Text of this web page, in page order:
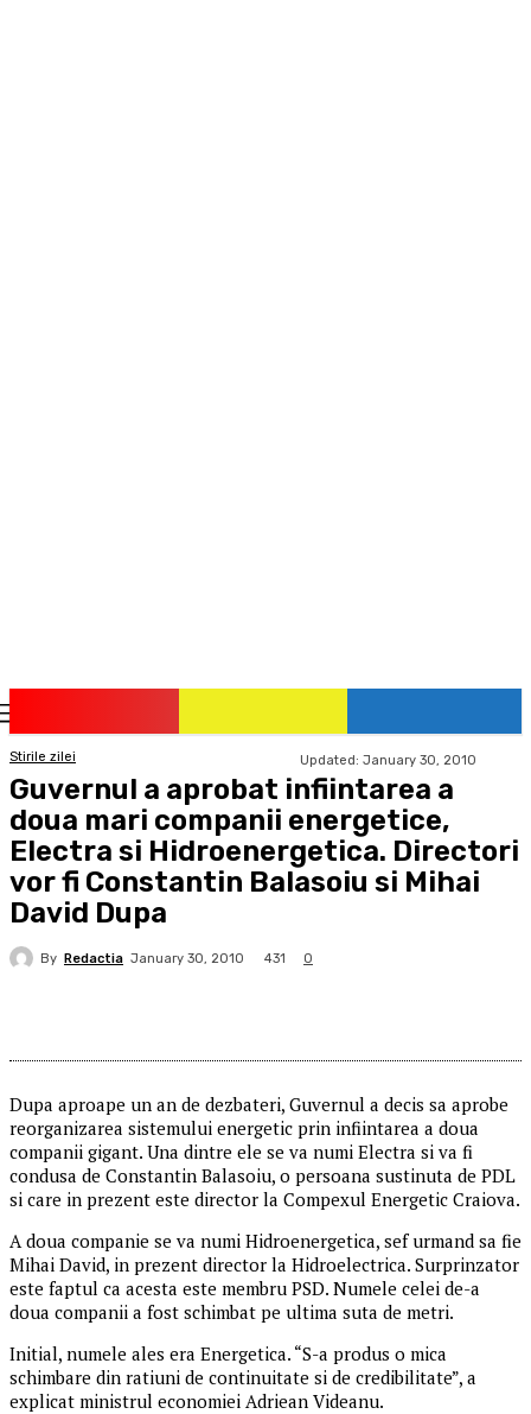
Stirile zilei Updated: January 30, 2010
Guvernul a aprobat infiintarea a
doua mari companii energetice,
Electra si Hidroenergetica. Directori
vor fi Constantin Balasoiu si Mihai
David Dupa
By Redactia January 30, 2010 431 0
Dupa aproape un an de dezbateri, Guvernul a decis sa aprobe
reorganizarea sistemului energetic prin infiintarea a doua
companii gigant. Una dintre ele se va numi Electra si va fi
condusa de Constantin Balasoiu, o persoana sustinuta de PDL
si care in prezent este director la Compexul Energetic Craiova.
A doua companie se va numi Hidroenergetica, sef urmand sa fie
Mihai David, in prezent director la Hidroelectrica. Surprinzator
este faptul ca acesta este membru PSD. Numele celei de-a
doua companii a fost schimbat pe ultima suta de metri.
Initial, numele ales era Energetica. “S-a produs o mica
schimbare din ratiuni de continuitate si de credibilitate”, a
explicat ministrul economiei Adriean Videanu.